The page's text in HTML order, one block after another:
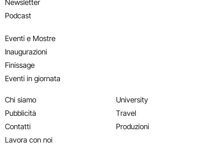
Newsletter
Podcast
Eventi e Mostre
Inaugurazioni
Finissage
Eventi in giornata
Chi siamo
Pubblicità
Contatti
Lavora con noi
University
Travel
Produzioni